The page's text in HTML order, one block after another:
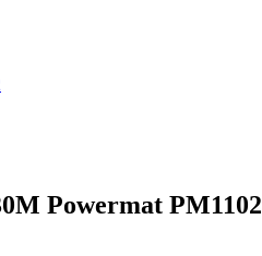
Powermat PM1102